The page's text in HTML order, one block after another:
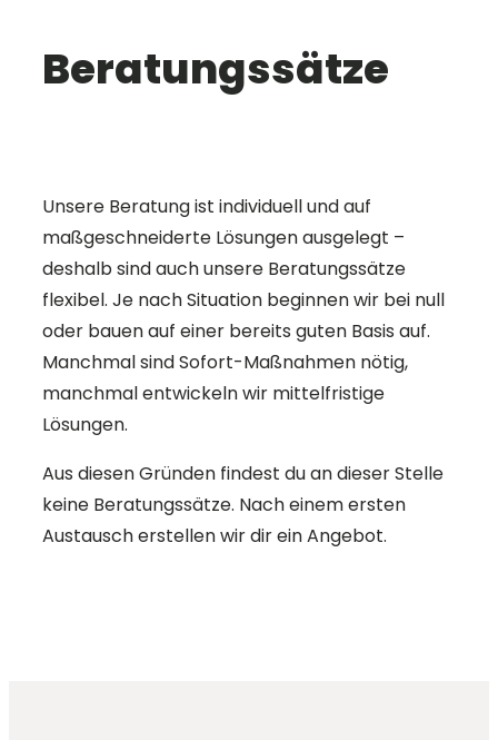
Beratungssätze
Unsere Beratung ist individuell und auf
maßgeschneiderte Lösungen ausgelegt –
deshalb sind auch unsere Beratungssätze
flexibel. Je nach Situation beginnen wir bei null
oder bauen auf einer bereits guten Basis auf.
Manchmal sind Sofort-Maßnahmen nötig,
manchmal entwickeln wir mittelfristige
Lösungen.
Aus diesen Gründen findest du an dieser Stelle
keine Beratungssätze. Nach einem ersten
Austausch erstellen wir dir ein Angebot.